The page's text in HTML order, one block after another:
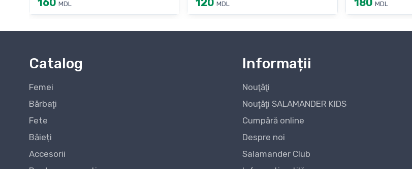
160 MDL 120 MDL 180 MDL
Catalog
Femei
Bărbaţi
Fete
Băieți
Accesorii
Informații
Nouţăţi
Nouţăţi SALAMANDER KIDS
Cumpără online
Despre noi
Salamander Club